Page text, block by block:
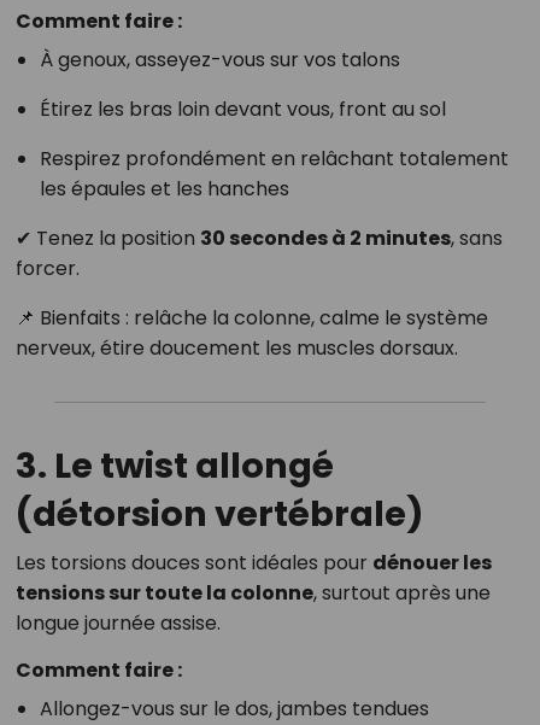
Comment faire :
À genoux, asseyez-vous sur vos talons
Étirez les bras loin devant vous, front au sol
Respirez profondément en relâchant totalement
les épaules et les hanches
✔ Tenez la position 30 secondes à 2 minutes, sans
forcer.
📌 Bienfaits : relâche la colonne, calme le système
nerveux, étire doucement les muscles dorsaux.
3. Le twist allongé
(détorsion vertébrale)
Les torsions douces sont idéales pour dénouer les
tensions sur toute la colonne, surtout après une
longue journée assise.
Comment faire :
Allongez-vous sur le dos, jambes tendues